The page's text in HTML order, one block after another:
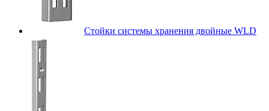
Стойки системы хранения двойные WLD